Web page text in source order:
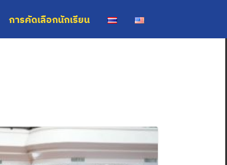
การคัดเลือกนักเรียน